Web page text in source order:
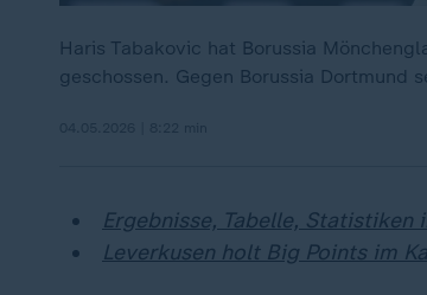
Haris Tabakovic hat Borussia
geschossen. Gegen Borussia Dortmund
Ergebnisse, Tabelle,
Leverkusen holt Big Points im